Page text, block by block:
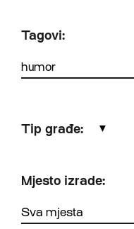
Tagovi:
Tip građe: ▼
Mjesto izrade: